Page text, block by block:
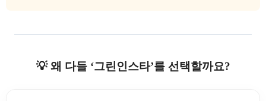
💡 왜 다들 ‘그린인스타’를 선택할까요?